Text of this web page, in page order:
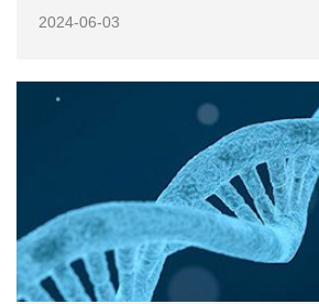
2024-06-03